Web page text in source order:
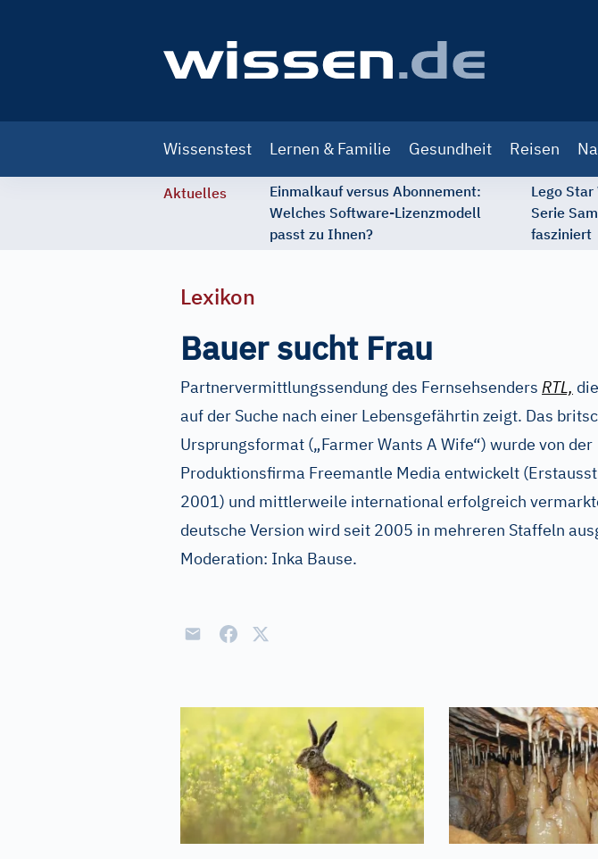
navigation
Wissenstest Lernen & Familie Gesundheit Reisen
Aktuelles
Einmalkauf versus Abonnement:
Welches Software-Lizenzmodell
passt zu Ihnen?
Lego
Serie
fasziniert
Lexikon
Bauer sucht Frau
Partnervermittlungssendung des Fernsehsenders RTL,
auf der Suche nach einer Lebensgefährtin zeigt. Das
Ursprungsformat („Farmer Wants A Wife“) wurde von der
Produktionsfirma Freemantle Media entwickelt
2001) und mittlerweile international erfolgreich
deutsche Version wird seit 2005 in mehreren Staffeln
Moderation: Inka Bause.